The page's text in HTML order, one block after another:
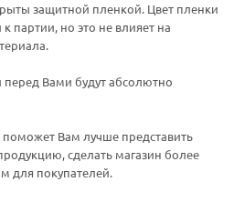
защитной пленкой. Цвет пленки
партии, но это не влияет на
Вами будут абсолютно
Вам лучше представить
сделать магазин более
для покупателей.